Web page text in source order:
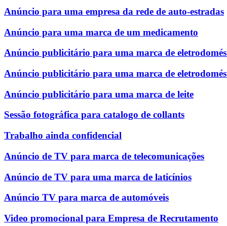
Anúncio para uma empresa da rede de auto-estradas
Anúncio para uma marca de um medicamento
Anúncio publicitário para uma marca de
Anúncio publicitário para uma marca de
Anúncio publicitário para uma marca de leite
Sessão fotográfica para catalogo de collants
Trabalho ainda confidencial
Anúncio de TV para marca de telecomunicações
Anúncio de TV para uma marca de laticínios
Anúncio TV para marca de automóveis
Video promocional para Empresa de Recrutamento